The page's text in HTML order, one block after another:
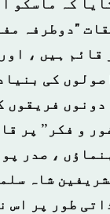
کہ ماسکو
"دوطرفہ
قائم ہیں ،
کی
دونوں فریقوں
و فکر” پر
، صدر
شاہ
طور پر اس